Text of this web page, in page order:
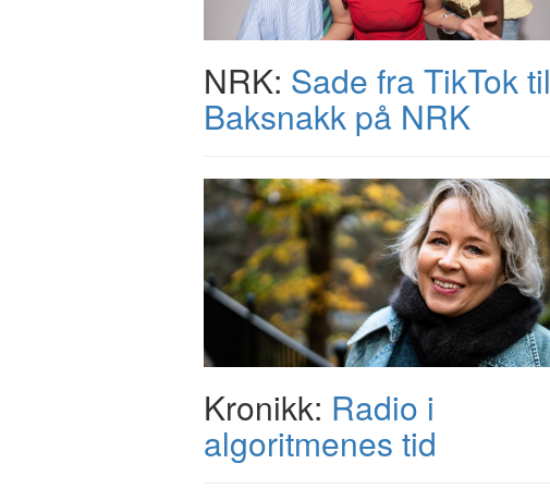
NRK: Sade fra TikTok til
Baksnakk på NRK
Kronikk: Radio i
algoritmenes tid